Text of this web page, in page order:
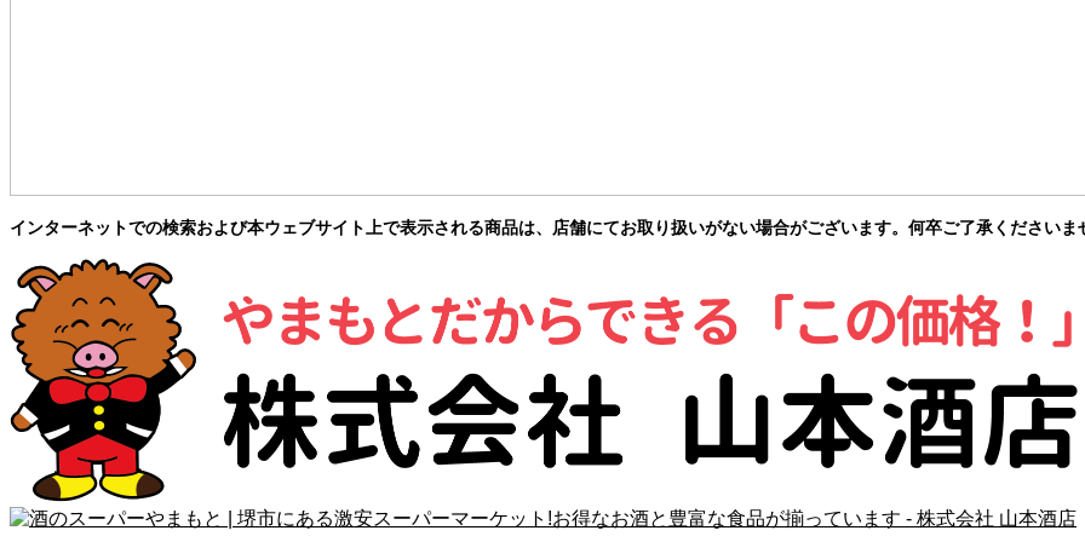
インターネットでの検索および本ウェブサイト上で表示される商品は、店舗にてお取り扱いがない場合がございます。何卒ご了承くださいま